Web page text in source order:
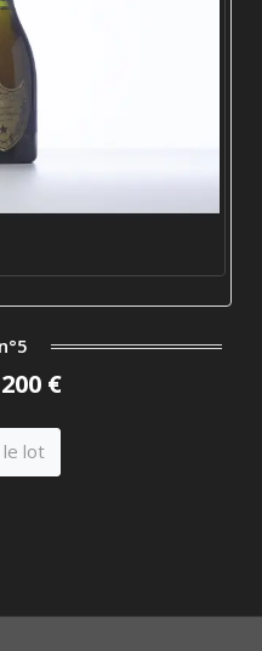
€
le lot